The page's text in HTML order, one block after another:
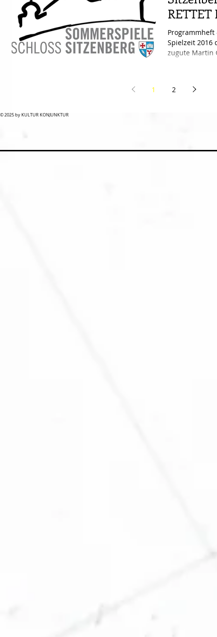
Spielzeit 2016
zugute Martin
1 2
© 2025 by KULTUR KONJUNKTUR